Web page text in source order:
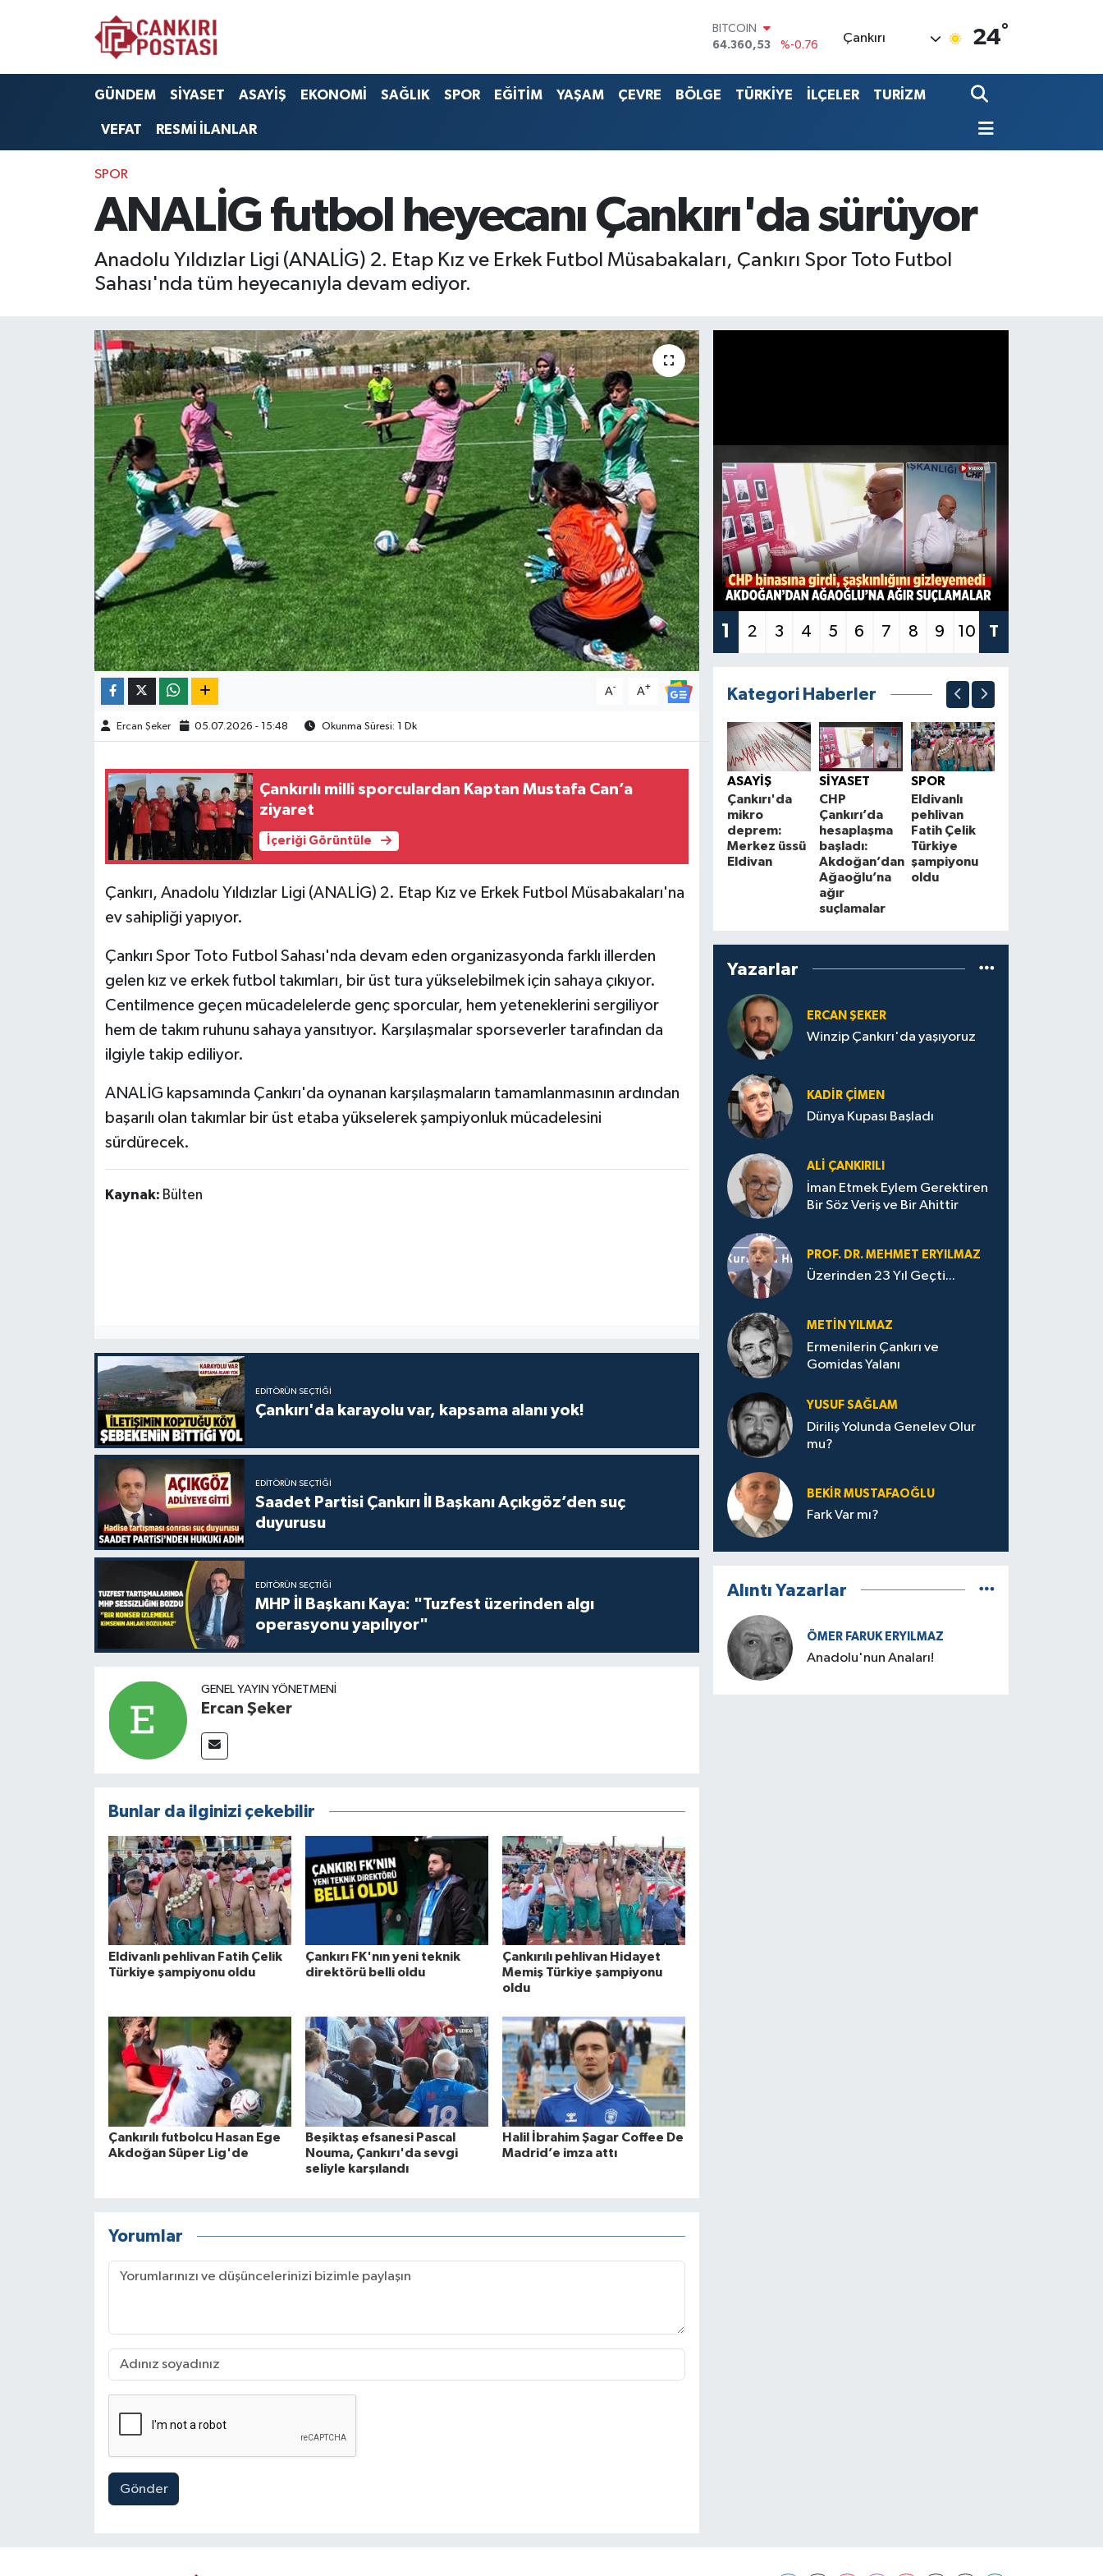
DOLAR
47,7069
%0.17
STERLİN
64.360,53
%-0.76
Çankırı 24°
GÜNDEM SİYASET ASAYİŞ EKONOMİ SAĞLIK SPOR EĞİTİM YAŞAM ÇEVRE BÖLGE TÜRKİYE İLÇELER TURİZM
VEFAT RESMİ İLANLAR
SPOR
ANALİG futbol heyecanı Çankırı'da sürüyor
Anadolu Yıldızlar Ligi (ANALİG) 2. Etap Kız ve Erkek Futbol Müsabakaları, Çankırı Spor Toto Futbol
Sahası'nda tüm heyecanıyla devam ediyor.
A- A+
Ercan Şeker 05.07.2026 - 15:48 Okunma Süresi: 1 Dk
Çankırılı milli sporculardan Kaptan Mustafa Can’a
ziyaret
İçeriği Görüntüle
Çankırı, Anadolu Yıldızlar Ligi (ANALİG) 2. Etap Kız ve Erkek Futbol Müsabakaları'na
ev sahipliği yapıyor.
Çankırı Spor Toto Futbol Sahası'nda devam eden organizasyonda farklı illerden
gelen kız ve erkek futbol takımları, bir üst tura yükselebilmek için sahaya çıkıyor.
Centilmence geçen mücadelelerde genç sporcular, hem yeteneklerini sergiliyor
hem de takım ruhunu sahaya yansıtıyor. Karşılaşmalar sporseverler tarafından da
ilgiyle takip ediliyor.
ANALİG kapsamında Çankırı'da oynanan karşılaşmaların tamamlanmasının ardından
başarılı olan takımlar bir üst etaba yükselerek şampiyonluk mücadelesini
sürdürecek.
Kaynak: Bülten
EDITÖRÜN SEÇTIĞI
Çankırı'da karayolu var, kapsama alanı yok!
EDITÖRÜN SEÇTIĞI
Saadet Partisi Çankırı İl Başkanı Açıkgöz’den suç
duyurusu
EDITÖRÜN SEÇTIĞI
MHP İl Başkanı Kaya: "Tuzfest üzerinden algı
operasyonu yapılıyor"
GENEL YAYIN YÖNETMENI
Ercan Şeker
Bunlar da ilginizi çekebilir
Eldivanlı pehlivan Fatih Çelik
Türkiye şampiyonu oldu
Çankırı FK'nın yeni teknik
direktörü belli oldu
Çankırılı pehlivan Hidayet
Memiş Türkiye şampiyonu
oldu
Çankırılı futbolcu Hasan Ege
Akdoğan Süper Lig'de
Beşiktaş efsanesi Pascal
Nouma, Çankırı'da sevgi
seliyle karşılandı
Halil İbrahim Şagar Coffee De
Madrid’e imza attı
Yorumlar
Gönder
1 2 3 4 5 6 7 8 9 10 T
Kategori Haberler
ASAYİŞ
Çankırı'da
mikro
deprem:
Merkez üssü
Eldivan
SİYASET
CHP
Çankırı’da
hesaplaşma
başladı:
Akdoğan’dan
Ağaoğlu’na
ağır
suçlamalar
SPOR
Eldivanlı
pehlivan
Fatih Çelik
Türkiye
şampiyonu
oldu
Yazarlar
ERCAN ŞEKER
Winzip Çankırı'da yaşıyoruz
KADIR ÇIMEN
Dünya Kupası Başladı
ALI ÇANKIRILI
İman Etmek Eylem Gerektiren
Bir Söz Veriş ve Bir Ahittir
PROF. DR. MEHMET ERYILMAZ
Üzerinden 23 Yıl Geçti...
METIN YILMAZ
Ermenilerin Çankırı ve
Gomidas Yalanı
YUSUF SAĞLAM
Diriliş Yolunda Genelev Olur
mu?
BEKIR MUSTAFAOĞLU
Fark Var mı?
Alıntı Yazarlar
ÖMER FARUK ERYILMAZ
Anadolu'nun Anaları!
SİYASET
SAĞLIK
RESMİ İLANLAR
KÜLTÜR
TURİZM
MAGAZİN
BİLİM&TEKNOLOJİ
Nöbetçi Eczaneler
Hava Durumu
Süper Lig Puan Durumu ve Fikstür
Haber Arşivi